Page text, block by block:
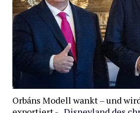
Orbáns Modell wankt – und